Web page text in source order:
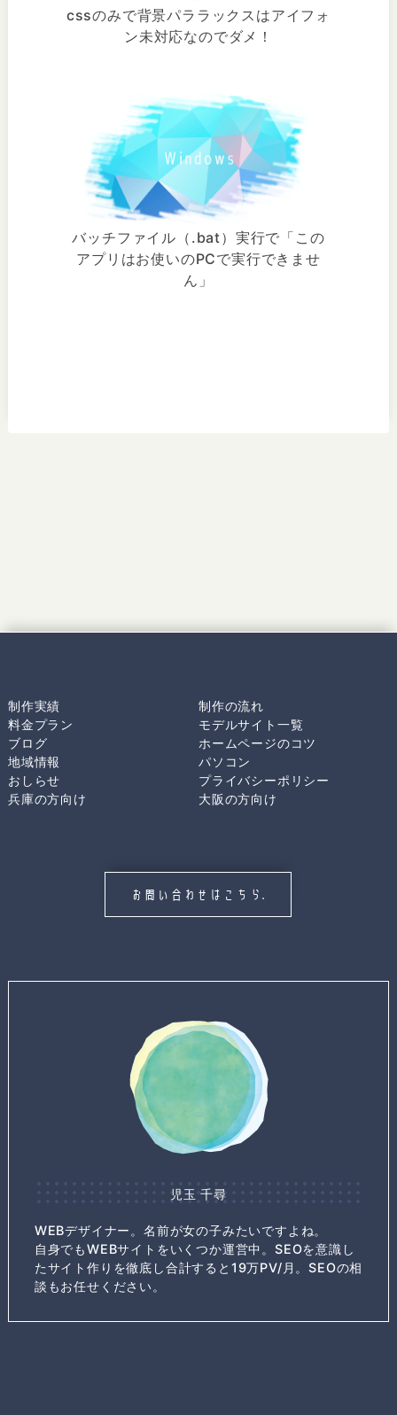
cssのみで背景パララックスはアイフォ
ン未対応なのでダメ！
バッチファイル（.bat）実行で「この
アプリはお使いのPCで実行できませ
ん」
制作実績
制作の流れ
料金プラン
モデルサイト一覧
ブログ
ホームページのコツ
地域情報
パソコン
おしらせ
プライバシーポリシー
兵庫の方向け
大阪の方向け
お問い合わせはこちら.
児玉 千尋
WEBデザイナー。名前が女の子みたいですよね。
自身でもWEBサイトをいくつか運営中。SEOを意識し
たサイト作りを徹底し合計すると19万PV/月。SEOの相
談もお任せください。